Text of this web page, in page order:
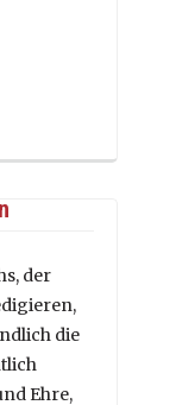
der
die
Ehre,